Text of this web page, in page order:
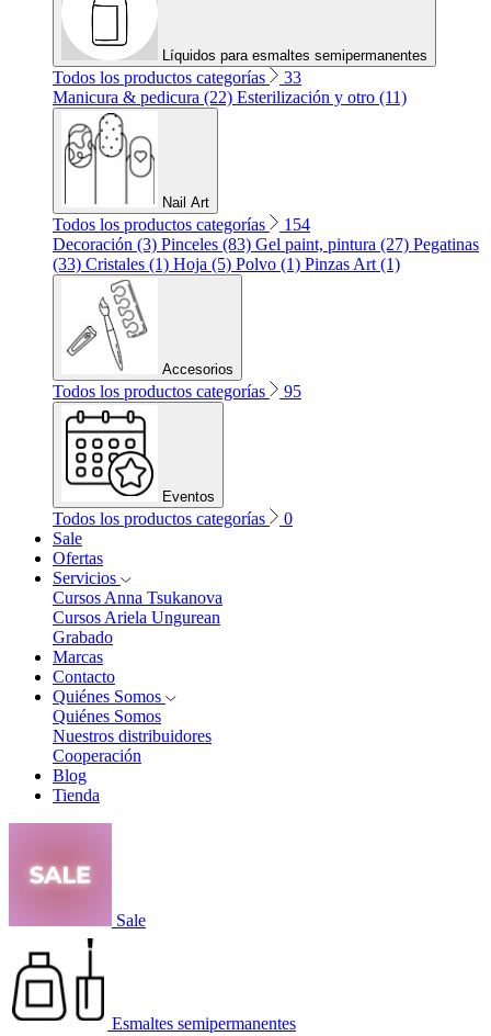
Líquidos para esmaltes semipermanentes
Todos los productos categorías
33
Manicura & pedicura (22) Esterilización y otro (11)
Nail Art
Todos los productos categorías
154
Decoración (3) Pinceles (83) Gel paint, pintura (27) Pegatinas
(33) Cristales (1) Hoja (5) Polvo (1) Pinzas Art (1)
Accesorios
Todos los productos categorías 95
Eventos
Todos los productos categorías
0
Sale
Ofertas
Servicios
Cursos Anna Tsukanova
Cursos Ariela Ungurean
Grabado
Marcas
Contacto
Quiénes Somos
Quiénes Somos
Nuestros distribuidores
Cooperación
Blog
Tienda
Sale
Esmaltes semipermanentes